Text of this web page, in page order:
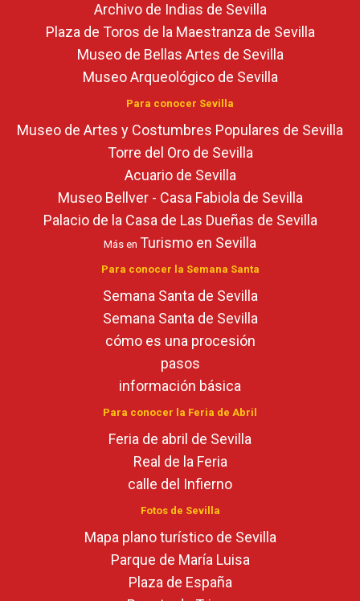
Archivo de Indias de Sevilla
Plaza de Toros de la Maestranza de Sevilla
Museo de Bellas Artes de Sevilla
Museo Arqueológico de Sevilla
Para conocer Sevilla
Museo de Artes y Costumbres Populares de Sevilla
Torre del Oro de Sevilla
Acuario de Sevilla
Museo Bellver - Casa Fabiola de Sevilla
Palacio de la Casa de Las Dueñas de Sevilla
Más en Turismo en Sevilla
Para conocer la Semana Santa
Semana Santa de Sevilla
Semana Santa de Sevilla
cómo es una procesión
pasos
información básica
Para conocer la Feria de Abril
Feria de abril de Sevilla
Real de la Feria
calle del Infierno
Fotos de Sevilla
Mapa plano turístico de Sevilla
Parque de María Luisa
Plaza de España